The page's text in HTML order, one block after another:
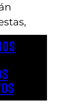
todo el